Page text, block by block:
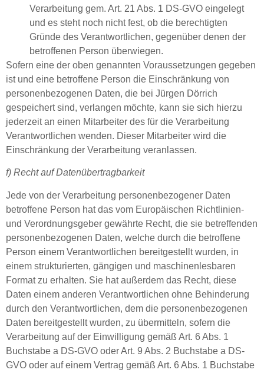
Verarbeitung gem. Art. 21 Abs. 1 DS-GVO eingelegt
und es steht noch nicht fest, ob die berechtigten
Gründe des Verantwortlichen, gegenüber denen der
betroffenen Person überwiegen.
Sofern eine der oben genannten Voraussetzungen gegeben
ist und eine betroffene Person die Einschränkung von
personenbezogenen Daten, die bei Jürgen Dörrich
gespeichert sind, verlangen möchte, kann sie sich hierzu
jederzeit an einen Mitarbeiter des für die Verarbeitung
Verantwortlichen wenden. Dieser Mitarbeiter wird die
Einschränkung der Verarbeitung veranlassen.
f) Recht auf Datenübertragbarkeit
Jede von der Verarbeitung personenbezogener Daten
betroffene Person hat das vom Europäischen Richtlinien-
und Verordnungsgeber gewährte Recht, die sie betreffenden
personenbezogenen Daten, welche durch die betroffene
Person einem Verantwortlichen bereitgestellt wurden, in
einem strukturierten, gängigen und maschinenlesbaren
Format zu erhalten. Sie hat außerdem das Recht, diese
Daten einem anderen Verantwortlichen ohne Behinderung
durch den Verantwortlichen, dem die personenbezogenen
Daten bereitgestellt wurden, zu übermitteln, sofern die
Verarbeitung auf der Einwilligung gemäß Art. 6 Abs. 1
Buchstabe a DS-GVO oder Art. 9 Abs. 2 Buchstabe a DS-
GVO oder auf einem Vertrag gemäß Art. 6 Abs. 1 Buchstabe